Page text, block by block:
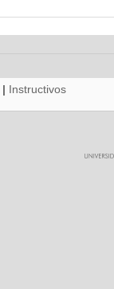
| Instructivos